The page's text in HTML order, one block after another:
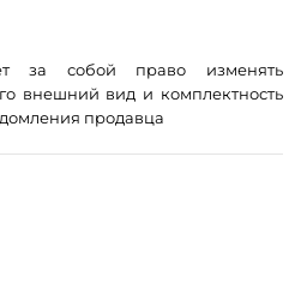
за собой право изменять
внешний вид и комплектность
продавца